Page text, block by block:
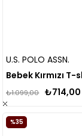
U.S. POLO ASSN.
₺714,00
₺1.099,00
%35